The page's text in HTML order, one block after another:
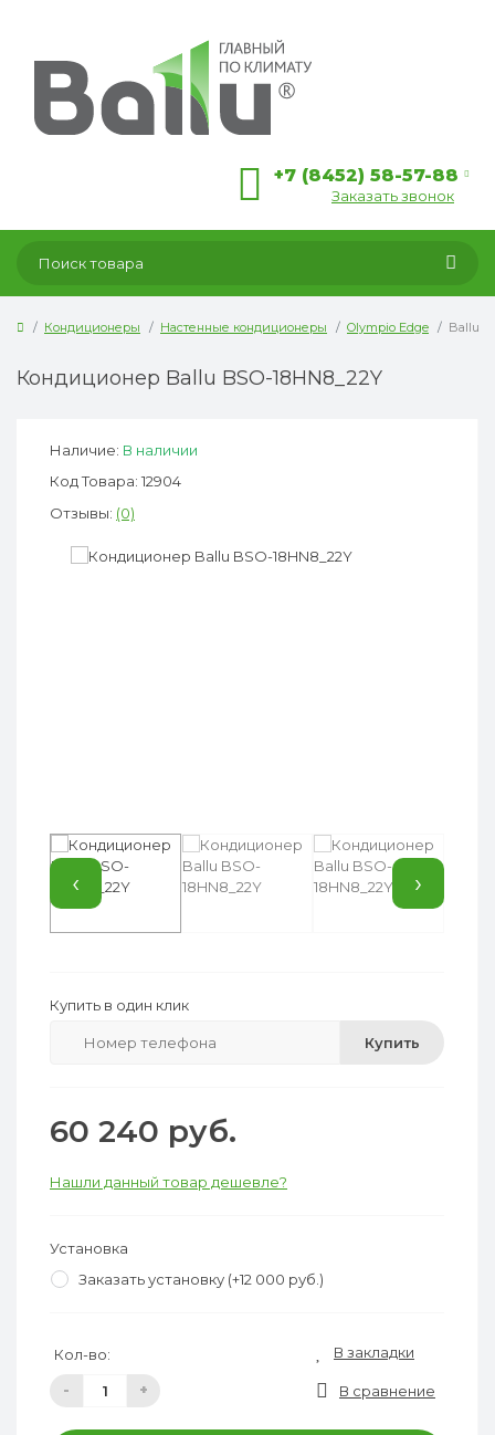
+7 (8452) 58-57-88
Заказать звонок
Кондиционеры Настенные кондиционеры Olympio Edge Ballu
Кондиционер Ballu BSO-18HN8_22Y
Наличие: В наличии
Код Товара: 12904
Отзывы: (0)
‹ ›
Купить в один клик
Купить
60 240 руб.
Нашли данный товар дешевле?
Установка
Заказать установку (+12 000 руб.)
Кол-во:
- +
В закладки
В сравнение